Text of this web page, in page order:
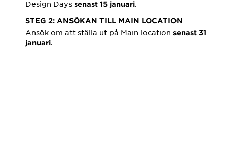
Design Dayssenast 15 januari.
STEG 2: ANSÖKAN TILL MAIN LOCATION
Ansök om att ställa ut på Main locationsenast 31
januari.